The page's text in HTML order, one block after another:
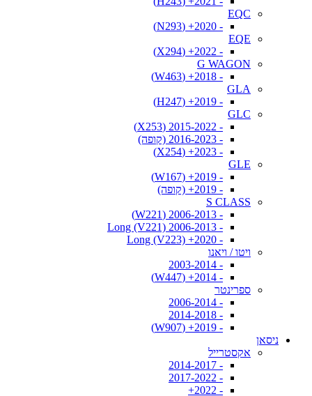
EQC
- 2020+ (N293)
EQE
- 2022+ (X294)
G WAGON
- 2018+ (W463)
GLA
- 2019+ (H247)
GLC
- 2015-2022 (X253)
- 2016-2023 (קופה)
- 2023+ (X254)
GLE
- 2019+ (W167)
- 2019+ (קופה)
S CLASS
- 2006-2013 (W221)
- 2006-2013 Long (V221)
- 2020+ Long (V223)
ויטו / ויאנו
- 2003-2014
- 2014+ (W447)
ספרינטר
- 2006-2014
- 2014-2018
- 2019+ (W907)
ניסאן
אקסטרייל
- 2014-2017
- 2017-2022
- 2022+